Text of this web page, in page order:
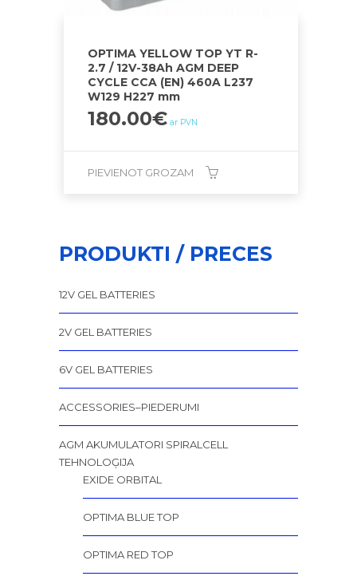
OPTIMA YELLOW TOP YT R-
2.7 / 12V-38Ah AGM DEEP
CYCLE CCA (EN) 460A L237
W129 H227 mm
180.00€ ar PVN
PIEVIENOT GROZAM
PRODUKTI / PRECES
12V GEL BATTERIES
2V GEL BATTERIES
6V GEL BATTERIES
ACCESSORIES–PIEDERUMI
AGM AKUMULATORI SPIRALCELL
TEHNOLOĢIJA
EXIDE ORBITAL
OPTIMA BLUE TOP
OPTIMA RED TOP